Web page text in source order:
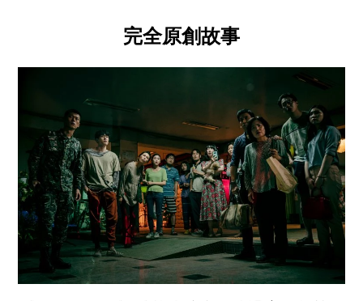
完全原創故事